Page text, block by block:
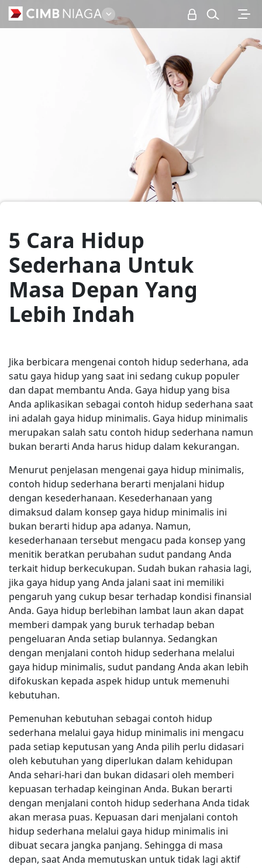
Personal
5 Cara Hidup
Sederhana Untuk
Masa Depan Yang
Lebih Indah
Jika berbicara mengenai contoh hidup sederhana, ada
satu gaya hidup yang saat ini sedang cukup populer
dan dapat membantu Anda. Gaya hidup yang bisa
Anda aplikasikan sebagai contoh hidup sederhana saat
ini adalah gaya hidup minimalis. Gaya hidup minimalis
merupakan salah satu contoh hidup sederhana namun
bukan berarti Anda harus hidup dalam kekurangan.
Menurut penjelasan mengenai gaya hidup minimalis,
contoh hidup sederhana berarti menjalani hidup
dengan kesederhanaan. Kesederhanaan yang
dimaksud dalam konsep gaya hidup minimalis ini
bukan berarti hidup apa adanya. Namun,
kesederhanaan tersebut mengacu pada konsep yang
menitik beratkan perubahan sudut pandang Anda
terkait hidup berkecukupan. Sudah bukan rahasia lagi,
jika gaya hidup yang Anda jalani saat ini memiliki
pengaruh yang cukup besar terhadap kondisi finansial
Anda. Gaya hidup berlebihan lambat laun akan dapat
memberi dampak yang buruk terhadap beban
pengeluaran Anda setiap bulannya. Sedangkan
dengan menjalani contoh hidup sederhana melalui
gaya hidup minimalis, sudut pandang Anda akan lebih
difokuskan kepada aspek hidup untuk memenuhi
kebutuhan.
Pemenuhan kebutuhan sebagai contoh hidup
sederhana melalui gaya hidup minimalis ini mengacu
pada setiap keputusan yang Anda pilih perlu didasari
oleh kebutuhan yang diperlukan dalam kehidupan
Anda sehari-hari dan bukan didasari oleh memberi
kepuasan terhadap keinginan Anda. Bukan berarti
dengan menjalani contoh hidup sederhana Anda tidak
akan merasa puas. Kepuasan dari menjalani contoh
hidup sederhana melalui gaya hidup minimalis ini
dibuat secara jangka panjang. Sehingga di masa
depan, saat Anda memutuskan untuk tidak lagi aktif